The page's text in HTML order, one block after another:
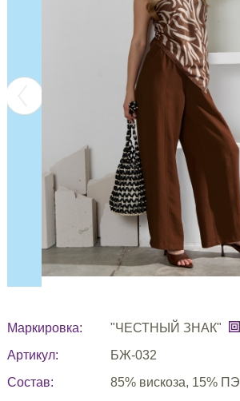
Маркировка:
"ЧЕСТНЫЙ ЗНАК"
Артикул:
БЖ-032
Состав:
85% вискоза, 15% ПЭ